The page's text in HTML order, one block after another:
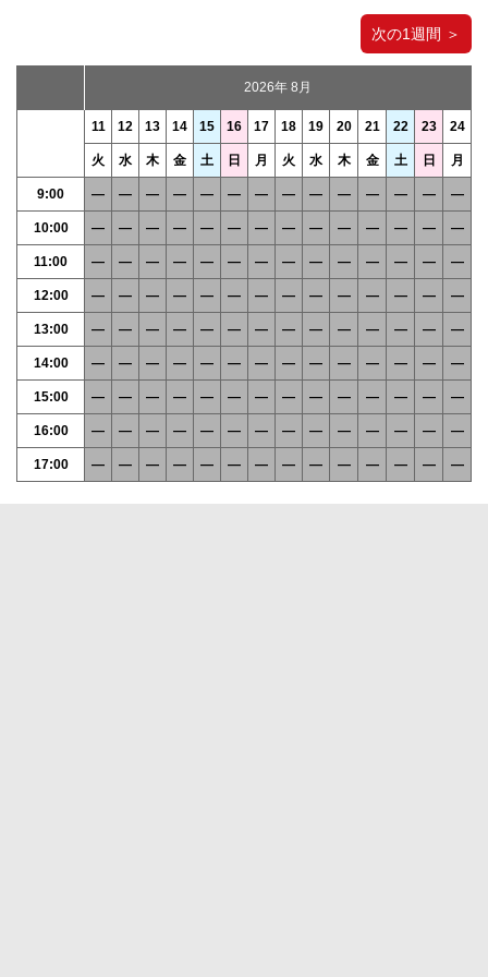
次の1週間 ＞
2026年 8月
11 12 13 14 15 16 17 18 19 20 21 22 23 24
火 水 木 金 土 日 月 火 水 木 金 土 日 月
9:00 ― ― ― ― ― ― ― ― ― ― ― ― ― ―
10:00 ― ― ― ― ― ― ― ― ― ― ― ― ― ―
11:00 ― ― ― ― ― ― ― ― ― ― ― ― ― ―
12:00 ― ― ― ― ― ― ― ― ― ― ― ― ― ―
13:00 ― ― ― ― ― ― ― ― ― ― ― ― ― ―
14:00 ― ― ― ― ― ― ― ― ― ― ― ― ― ―
15:00 ― ― ― ― ― ― ― ― ― ― ― ― ― ―
16:00 ― ― ― ― ― ― ― ― ― ― ― ― ― ―
17:00 ― ― ― ― ― ― ― ― ― ― ― ― ― ―